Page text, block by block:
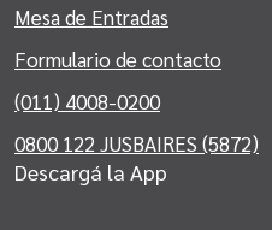
Mesa de Entradas
Formulario de contacto
(011) 4008-0200
0800 122 JUSBAIRES (5872)
Descargá la App